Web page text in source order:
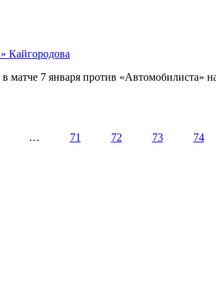
Кайгородова
7 января против «Автомобилиста»
… 71 72 73 74